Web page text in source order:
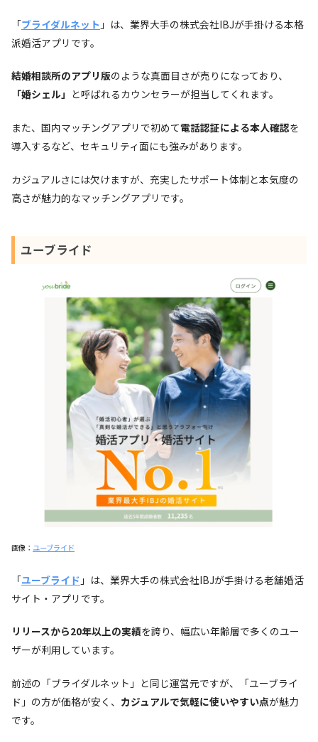
「ブライダルネット 」は、業界大手の株式会社IBJが手掛ける本格
派婚活アプリです。
結婚相談所のアプリ版のような真面目さが売りになっており、
「婚シェル」 と呼ばれるカウンセラーが担当してくれます。
また、国内マッチングアプリで初めて電話認証による本人確認を
導入するなど、セキュリティ面にも強みがあります。
カジュアルさには欠けますが、充実したサポート体制と本気度の
高さが魅力的なマッチングアプリです。
ユーブライド
画像： ユーブライド
「ユーブライド 」は、業界大手の株式会社IBJが手掛ける老舗婚活
サイト・アプリです。
リリースから20年以上の実績を誇り、幅広い年齢層で多くのユー
ザーが利用しています。
前述の「ブライダルネット」と同じ運営元ですが、「ユーブライ
ド」の方が価格が安く、 カジュアルで気軽に使いやすい点が魅力
です。